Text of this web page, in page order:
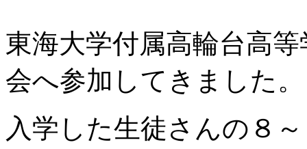
東海大学付属高輪台高
会へ参加してきました。
入学した生徒さんの８